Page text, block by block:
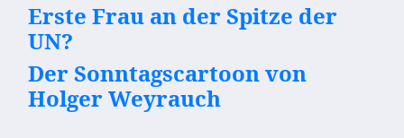
Erste Frau an der Spitze der
UN?
Der Sonntagscartoon von
Holger Weyrauch